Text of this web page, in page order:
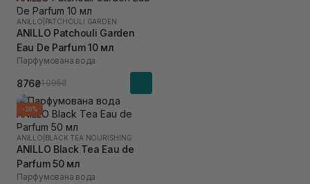
ANILLO PATCHOULI GARDEN
ANILLO Patchouli Garden
Eau De Parfum 10 мл
Парфумована вода
876₴1 095₴
-20%
ANILLO BLACK TEA NOURISHING
ANILLO Black Tea Eau de
Parfum 50 мл
Парфумована вода